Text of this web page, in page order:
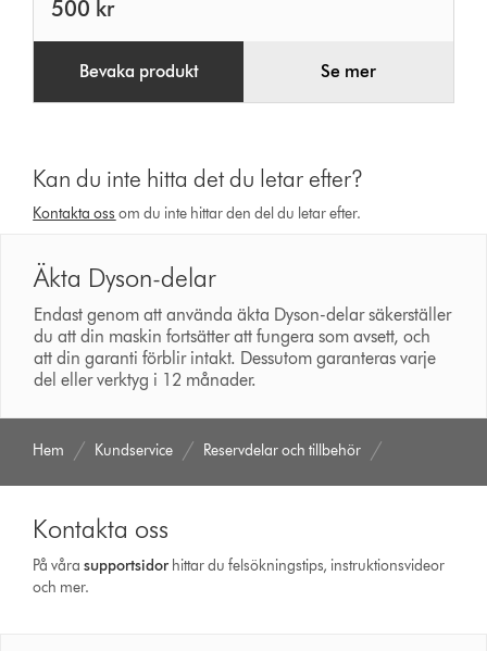
500 kr
Bevaka produkt Se mer
Kan du inte hitta det du letar efter?
Kontakta oss om du inte hittar den del du letar efter.
Äkta Dyson-delar
Endast genom att använda äkta Dyson-delar säkerställer
du att din maskin fortsätter att fungera som avsett, och
att din garanti förblir intakt. Dessutom garanteras varje
del eller verktyg i 12 månader.
Hem Kundservice Reservdelar och tillbehör
Kontakta oss
På vårasupport­sidor hittar du felsökningstips, instruktionsvideor
och mer.